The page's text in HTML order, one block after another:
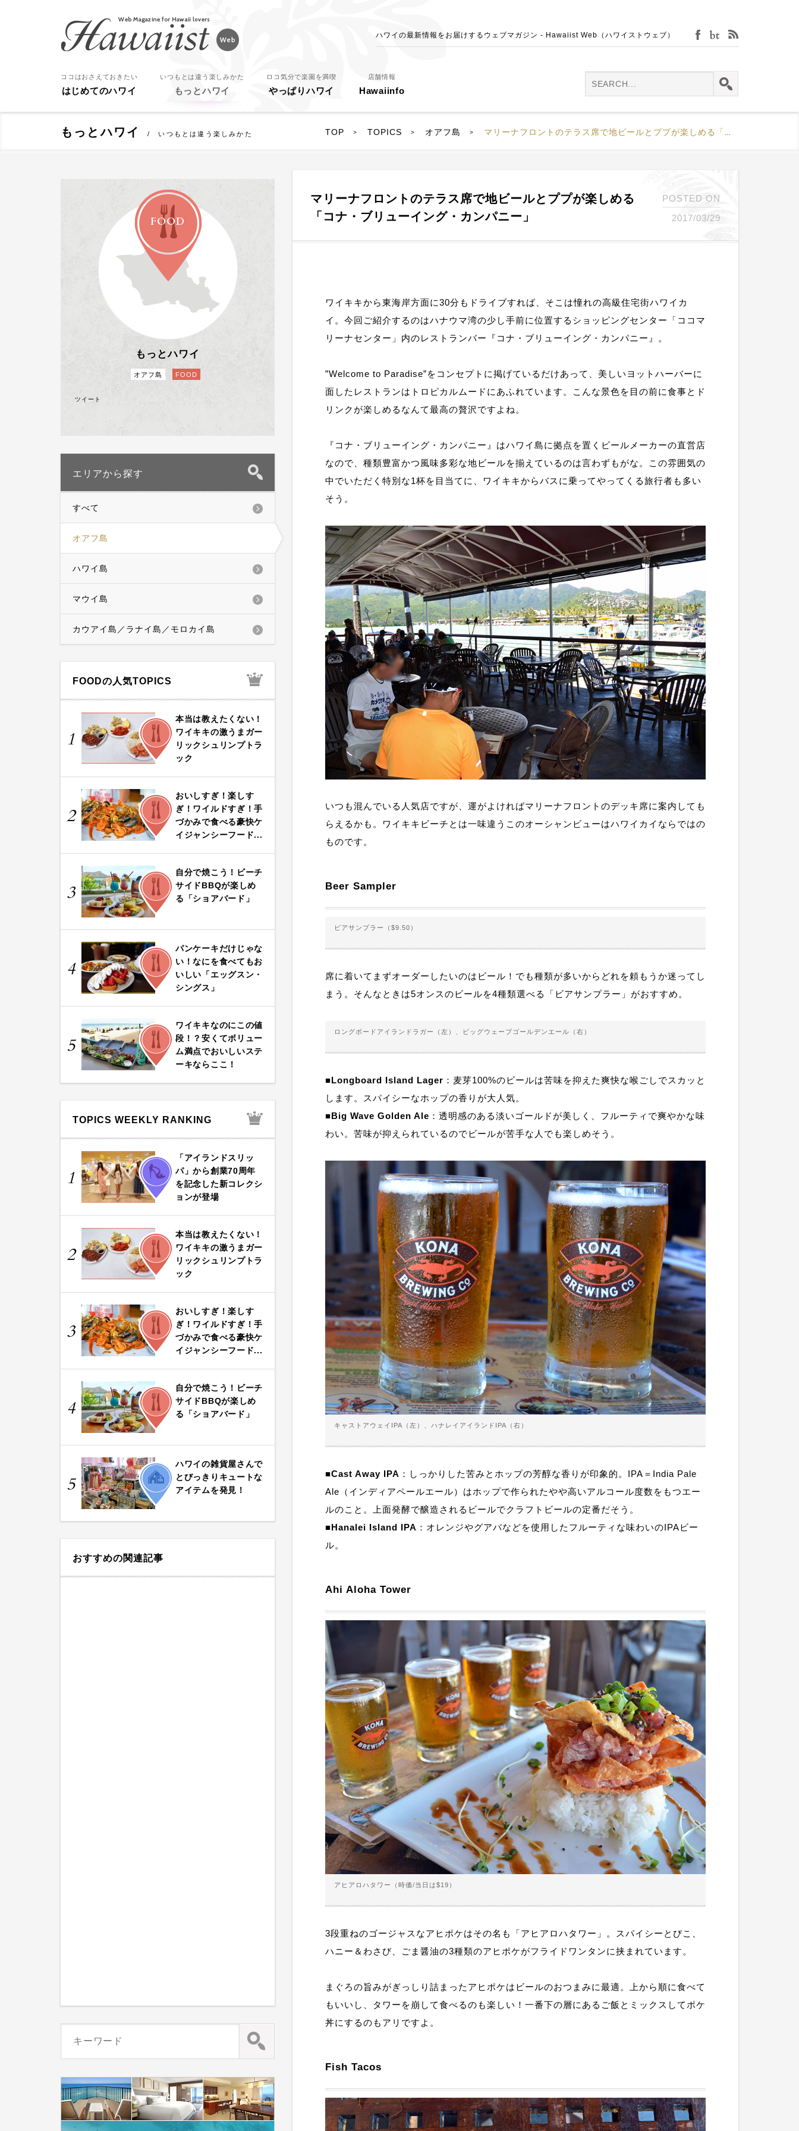
ハワイの最新情報をお届けするウェブマガジン - Hawaiist Web（ハワイストウェブ） facebookbijin-tokei
ココはおさえておきたい
はじめてのハワイ
いつもとは違う楽しみかた
もっとハワイ
ロコ気分で楽園を満喫
やっぱりハワイ
店舗情報
Hawaiinfo
もっとハワイ いつもとは違う楽しみかた TOP > TOPICS > オアフ島 > マリーナフロントのテラス席で地ビールとププが楽しめる「コナ・ブリューイング・カンパニー」
マリーナフロントのテラス席で地ビールとププが楽しめる
「コナ・ブリューイング・カンパニー」
POSTED ON
2017/03/29
ワイキキから東海岸方面に30分もドライブすれば、そこは憧れの高級住宅街ハワイカ
イ。今回ご紹介するのはハナウマ湾の少し手前に位置するショッピングセンター「ココマ
リーナセンター」内のレストランバー『コナ・ブリューイング・カンパニー』。
”Welcome to Paradise”をコンセプトに掲げているだけあって、美しいヨットハーバーに
面したレストランはトロピカルムードにあふれています。こんな景色を目の前に食事とド
リンクが楽しめるなんて最高の贅沢ですよね。
『コナ・ブリューイング・カンパニー』はハワイ島に拠点を置くビールメーカーの直営店
なので、種類豊富かつ風味多彩な地ビールを揃えているのは言わずもがな。この雰囲気の
中でいただく特別な1杯を目当てに、ワイキキからバスに乗ってやってくる旅行者も多い
そう。
いつも混んでいる人気店ですが、運がよければマリーナフロントのデッキ席に案内しても
らえるかも。ワイキキビーチとは一味違うこのオーシャンビューはハワイカイならではの
ものです。
Beer Sampler
ビアサンプラー（$9.50）
席に着いてまずオーダーしたいのはビール！でも種類が多いからどれを頼もうか迷ってし
まう。そんなときは5オンスのビールを4種類選べる「ビアサンプラー」がおすすめ。
ロングボードアイランドラガー（左）、ビッグウェーブゴールデンエール（右）
■Longboard Island Lager ：麦芽100%のビールは苦味を抑えた爽快な喉ごしでスカッと
します。スパイシーなホップの香りが大人気。
■Big Wave Golden Ale ：透明感のある淡いゴールドが美しく、フルーティで爽やかな味
わい。苦味が抑えられているのでビールが苦手な人でも楽しめそう。
キャストアウェイIPA（左）、ハナレイアイランドIPA（右）
■Cast Away IPA ：しっかりした苦みとホップの芳醇な香りが印象的。IPA＝India Pale
Ale（インディアペールエール）はホップで作られたやや高いアルコール度数をもつエー
ルのこと。上面発酵で醸造されるビールでクラフトビールの定番だそう。
■Hanalei Island IPA ：オレンジやグアバなどを使用したフルーティな味わいのIPAビー
ル。
Ahi Aloha Tower
アヒアロハタワー（時価/当日は$19）
3段重ねのゴージャスなアヒポケはその名も「アヒアロハタワー」。スパイシーとびこ、
ハニー＆わさび、ごま醤油の3種類のアヒポケがフライドワンタンに挟まれています。
まぐろの旨みがぎっしり詰まったアヒポケはビールのおつまみに最適。上から順に食べて
もいいし、タワーを崩して食べるのも楽しい！一番下の層にあるご飯とミックスしてポケ
丼にするのもアリですよ。
Fish Tacos
FOOD
もっとハワイ
オアフ島 FOOD
ツイート
エリアから探す
すべて
オアフ島
ハワイ島
マウイ島
カウアイ島／ラナイ島／モロカイ島
FOODの人気TOPICS
1
FOOD
本当は教えたくない！
ワイキキの激うまガー
リックシュリンプトラ
ック
2
FOOD
おいしすぎ！楽しす
ぎ！ワイルドすぎ！手
づかみで食べる豪快ケ
イジャンシーフード...
3
FOOD
自分で焼こう！ビーチ
サイドBBQが楽しめ
る「ショアバード」
4
FOOD
パンケーキだけじゃな
い！なにを食べてもお
いしい「エッグスン・
シングス」
5
FOOD
ワイキキなのにこの値
段！？安くてボリュー
ム満点でおいしいステ
ーキならここ！
TOPICS WEEKLY RANKING
1
FASHION
「アイランドスリッ
パ」から創業70周年
を記念した新コレクシ
ョンが登場
2
FOOD
本当は教えたくない！
ワイキキの激うまガー
リックシュリンプトラ
ック
3
FOOD
おいしすぎ！楽しす
ぎ！ワイルドすぎ！手
づかみで食べる豪快ケ
イジャンシーフード...
4
FOOD
自分で焼こう！ビーチ
サイドBBQが楽しめ
る「ショアバード」
5
LIFE
ハワイの雑貨屋さんで
とびっきりキュートな
アイテムを発見！
おすすめの関連記事